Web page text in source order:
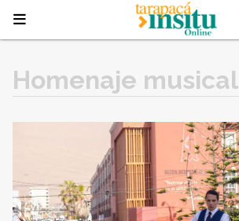
Homenaje musical